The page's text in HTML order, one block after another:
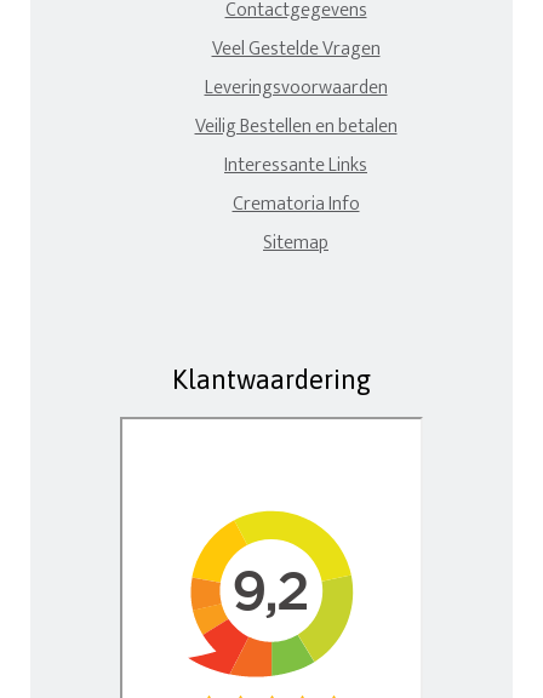
Contactgegevens
Veel Gestelde Vragen
Leveringsvoorwaarden
Veilig Bestellen en betalen
Interessante Links
Crematoria Info
Sitemap
Klantwaardering